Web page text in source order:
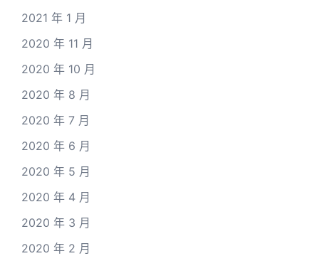
2021 年 1 月
2020 年 11 月
2020 年 10 月
2020 年 8 月
2020 年 7 月
2020 年 6 月
2020 年 5 月
2020 年 4 月
2020 年 3 月
2020 年 2 月